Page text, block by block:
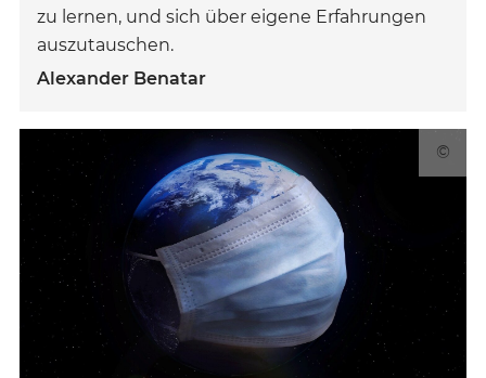
zu lernen, und sich über eigene Erfahrungen
auszutauschen.
Alexander Benatar
©